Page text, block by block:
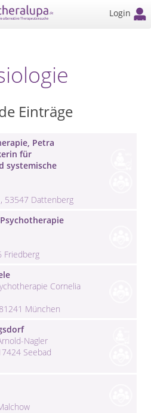
Login
Einträge
Petra
für
systemische
53547 Dattenberg
Friedberg
Cornelia
München
Nagler
Seebad